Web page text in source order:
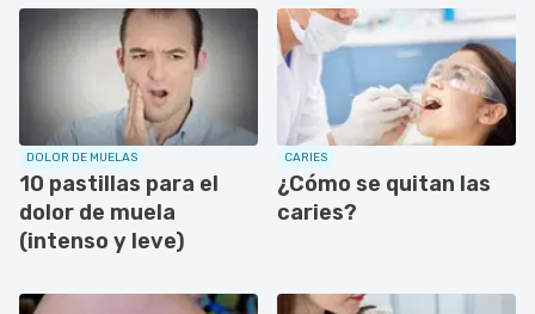
DOLOR DE MUELAS
10 pastillas para el
dolor de muela
(intenso y leve)
CARIES
¿Cómo se quitan las
caries?